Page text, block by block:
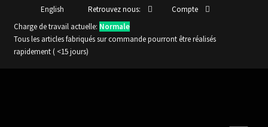
English Retrouvez nous:
Compte
Charge de travail actuelle: Normale
Tous les articles fabriqués sur commande pourront être réalisés
rapidement ( <15 jours)